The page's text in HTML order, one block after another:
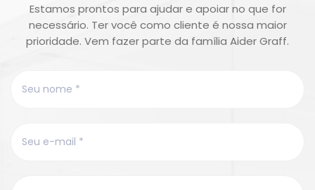
Estamos prontos para ajudar e apoiar no que for
necessário. Ter você como cliente é nossa maior
prioridade. Vem fazer parte da família Aider Graff.